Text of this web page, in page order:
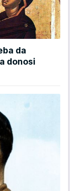
da
donosi